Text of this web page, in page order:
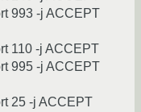
993 -j ACCEPT
110 -j ACCEPT
995 -j ACCEPT
25 -j ACCEPT